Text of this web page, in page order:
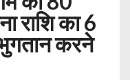
राशि का 6
करने